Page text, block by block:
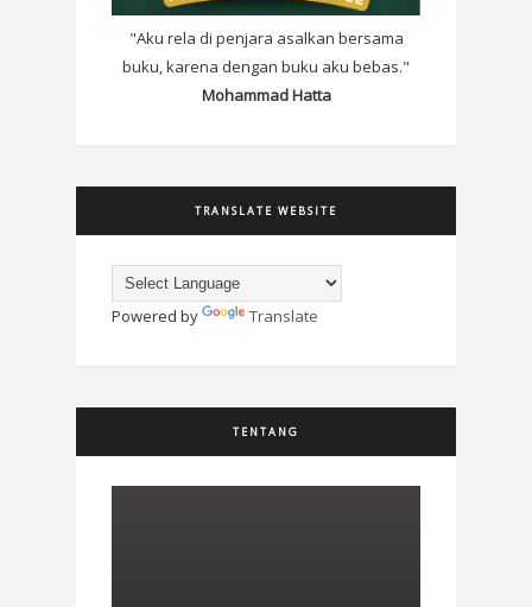
"Aku rela di penjara asalkan bersama
buku, karena dengan buku aku bebas."
Mohammad Hatta
TRANSLATE WEBSITE
Powered by Translate
TENTANG